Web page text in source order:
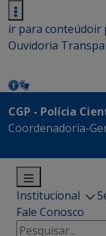
ir para conteúdoir
Ouvidoria
CGP - Polícia
Coordenadoria-
Institucional
Fale Conosco
Pesquisar